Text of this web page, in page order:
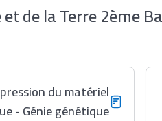
de la Terre 2ème
du matériel
- Génie génétique